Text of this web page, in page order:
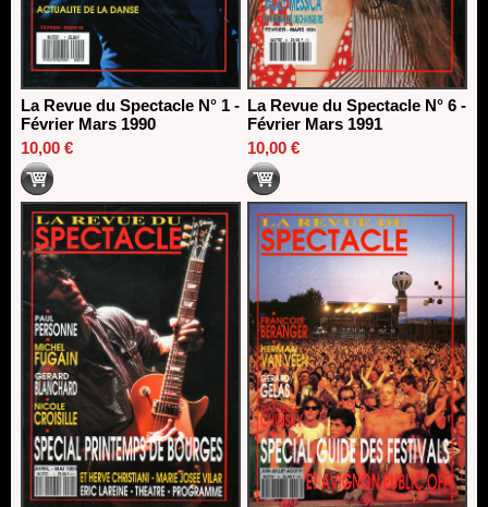
La Revue du Spectacle N° 1 -
Février Mars 1990
10,00 €
La Revue du Spectacle N° 6 -
Février Mars 1991
10,00 €